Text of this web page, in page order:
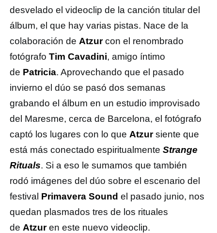
desvelado el videoclip de la canción titular del
álbum, el que hay varias pistas. Nace de la
colaboración de Atzurcon el renombrado
fotógrafo Tim Cavadini, amigo íntimo
de Patricia. Aprovechando que el pasado
invierno el dúo se pasó dos semanas
grabando el álbum en un estudio improvisado
del Maresme, cerca de Barcelona, el fotógrafo
captó los lugares con lo que Atzursiente que
está más conectado espiritualmente Strange
Rituals. Si a eso le sumamos que también
rodó imágenes del dúo sobre el escenario del
festival Primavera Sound el pasado junio, nos
quedan plasmados tres de los rituales
de Atzuren este nuevo videoclip.